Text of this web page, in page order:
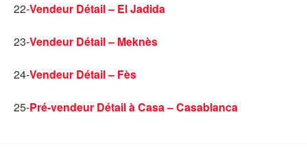
22-Vendeur Détail – El Jadida
23-Vendeur Détail – Meknès
24-Vendeur Détail – Fès
25-Pré-vendeur Détail à Casa – Casablanca